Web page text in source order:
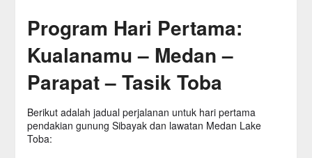
Program Hari Pertama:
Kualanamu – Medan –
Parapat – Tasik Toba
Berikut adalah jadual perjalanan untuk hari pertama
pendakian gunung Sibayak dan lawatan Medan Lake
Toba: